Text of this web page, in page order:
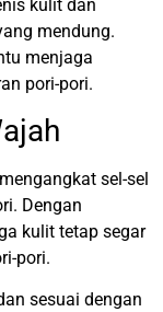
kulit dan
mendung.
menjaga
pori-pori.
sel-sel
Dengan
kulit tetap segar
pori.
sesuai dengan